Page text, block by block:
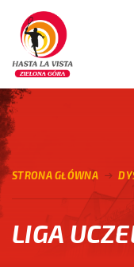
STRONA GŁÓWNA
LIGA